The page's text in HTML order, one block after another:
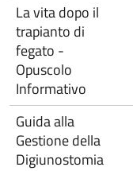
La vita dopo il
trapianto di
fegato -
Opuscolo
Informativo
Guida alla
Gestione della
Digiunostomia